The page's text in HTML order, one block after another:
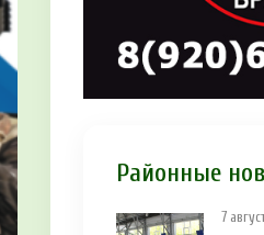
Районные
7